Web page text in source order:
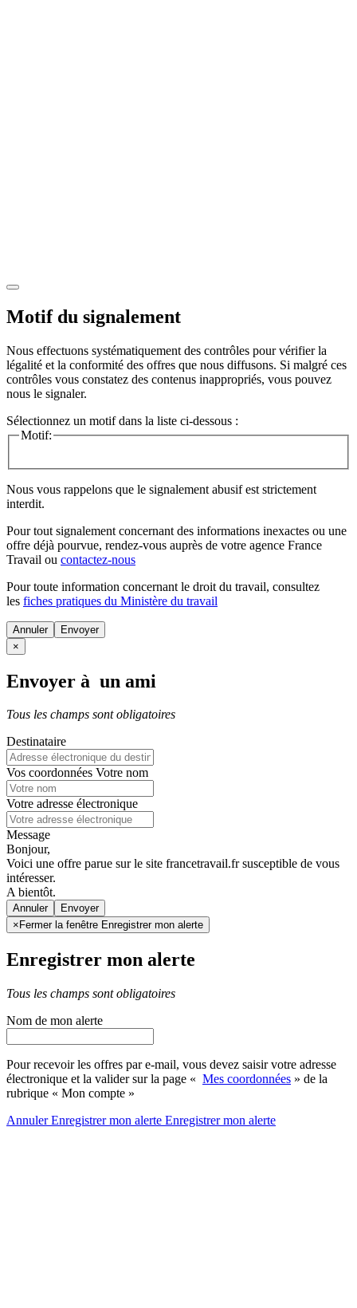
Motif du signalement
Nous effectuons systématiquement des contrôles pour vérifier la
légalité et la conformité des offres que nous diffusons. Si malgré ces
contrôles vous constatez des contenus inappropriés, vous pouvez
nous le signaler.
Sélectionnez un motif dans la liste ci-dessous :
Motif:
Nous vous rappelons que le signalement abusif est strictement
interdit.
Pour tout signalement concernant des informations inexactes ou une
offre déjà pourvue, rendez-vous auprès de votre agence France
Travail ou contactez-nous
Pour toute information concernant le droit du travail, consultez
les fiches pratiques du Ministère du travail
Annuler
×
Envoyer à un ami
Tous les champs sont obligatoires
Destinataire
Vos coordonnées Votre nom
Votre adresse électronique
Message
Bonjour,
Voici une offre parue sur le site francetravail.fr susceptible de vous
intéresser.
A bientôt.
Annuler
× Fermer la fenêtre Enregistrer mon alerte
Enregistrer mon alerte
Tous les champs sont obligatoires
Nom de mon alerte
Pour recevoir les offres par e-mail, vous devez saisir votre adresse
électronique et la valider sur la page « Mes coordonnées » de la
rubrique « Mon compte »
AnnulerEnregistrer mon alerte Enregistrermon alerte